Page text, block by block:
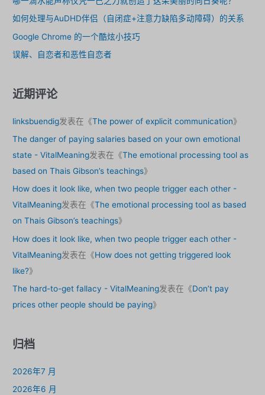
如何处理与AuDHD伴侣（自闭症+注意力缺陷多动障碍）的关系
Google Chrome 的一个酷炫小技巧
误解、自恋者和恶性自恋者
近期评论
linksbuendig发表在《The power of explicit communication》
The danger of paying salaries based on your own emotional
state - VitalMeaning发表在《The emotional processing tool as
based on Thais Gibson’s teachings》
How does it look like, when two people trigger each other -
VitalMeaning发表在《The emotional processing tool as based
on Thais Gibson’s teachings》
How does it look like, when two people trigger each other -
VitalMeaning发表在《How does not getting triggered look
like?》
The hard-to-get fallacy - VitalMeaning发表在《Don’t pay
prices other people should be paying》
归档
2026年7 月
2026年6 月